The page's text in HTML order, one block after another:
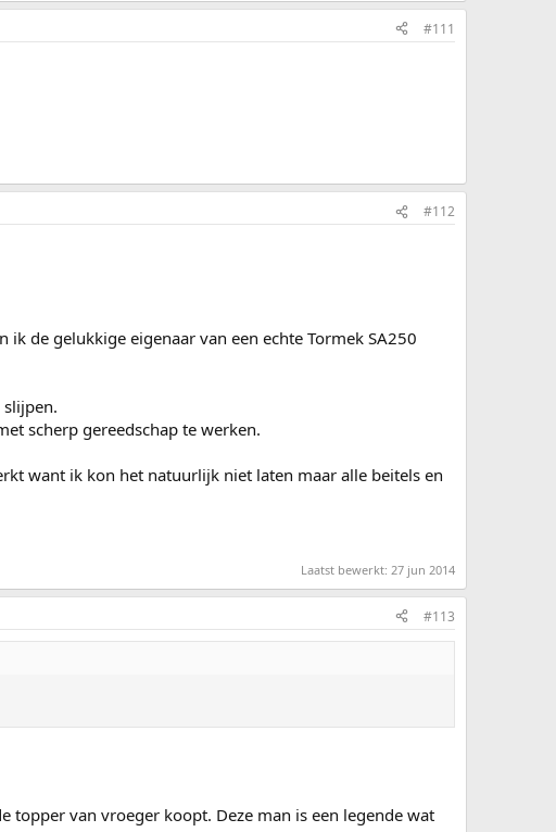
#111
#112
de gelukkige eigenaar van een echte Tormek SA250
scherp gereedschap te werken.
want ik kon het natuurlijk niet laten maar alle beitels en
Laatst bewerkt: 27 jun 2014
#113
topper van vroeger koopt. Deze man is een legende wat